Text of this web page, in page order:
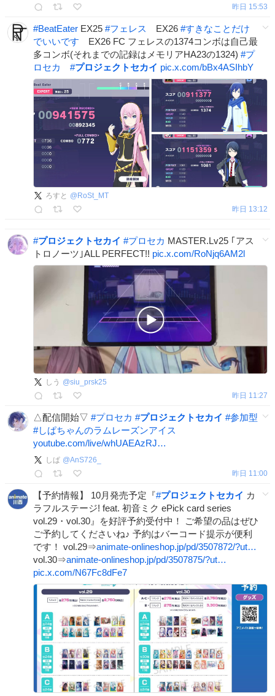
昨日 15:53
#BeatEater EX25 #フェレス EX26 #すきなことだけ
でいいです EX26 FC フェレスの1374コンボは自己最
多コンボ(それまでの記録はメモリアHA23の1324) #プ
ロセカ
#プロジェクトセカイ pic.x.com/bBx4ASIhbY
ろすと @ RoSt_MT
昨日 13:12
#プロジェクトセカイ #プロセカ MASTER.Lv25 ｢アス
トロノーツ｣ALL PERFECT!! pic.x.com/RoNjq6AM2l
しう @siu_prsk25
昨日 11:27
△配信開始▽ #プロセカ #プロジェクトセカイ #参加型
#しぱちゃんのラムレーズンアイス
youtube.com/live/whUAEAzRJ…
しぱ @AnS726_
昨日 11:00
【予約情報】 10月発売予定『#プロジェクトセカイ カ
ラフルステージ! feat. 初音ミク ePick card series
vol.29・vol.30』を好評予約受付中！ ご希望の品はぜひ
ご予約してくださいね♪ 予約はバーコード提示が便利
です！ vol.29⇒animate-onlineshop.jp/pd/3507872/?ut…
vol.30⇒animate-onlineshop.jp/pd/3507875/?ut…
pic.x.com/N67Fc8dFe7